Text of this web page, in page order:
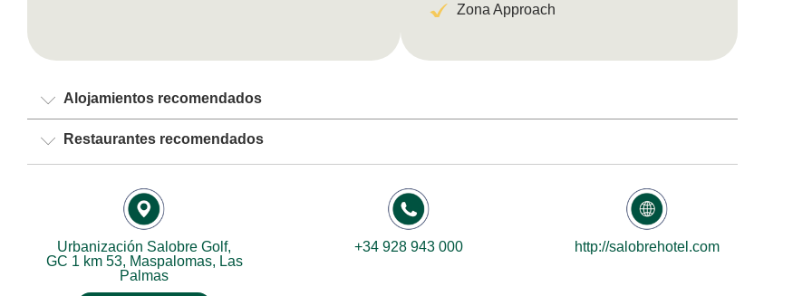
Zona Approach
Alojamientos recomendados
Restaurantes recomendados
Urbanización Salobre Golf,
GC 1 km 53, Maspalomas, Las
Palmas
+34 928 943 000 http://salobrehotel.com